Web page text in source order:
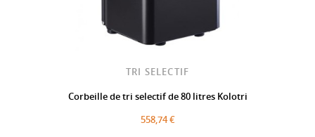
TRI SELECTIF
Corbeille de tri selectif de 80 litres Kolotri
558,74 €